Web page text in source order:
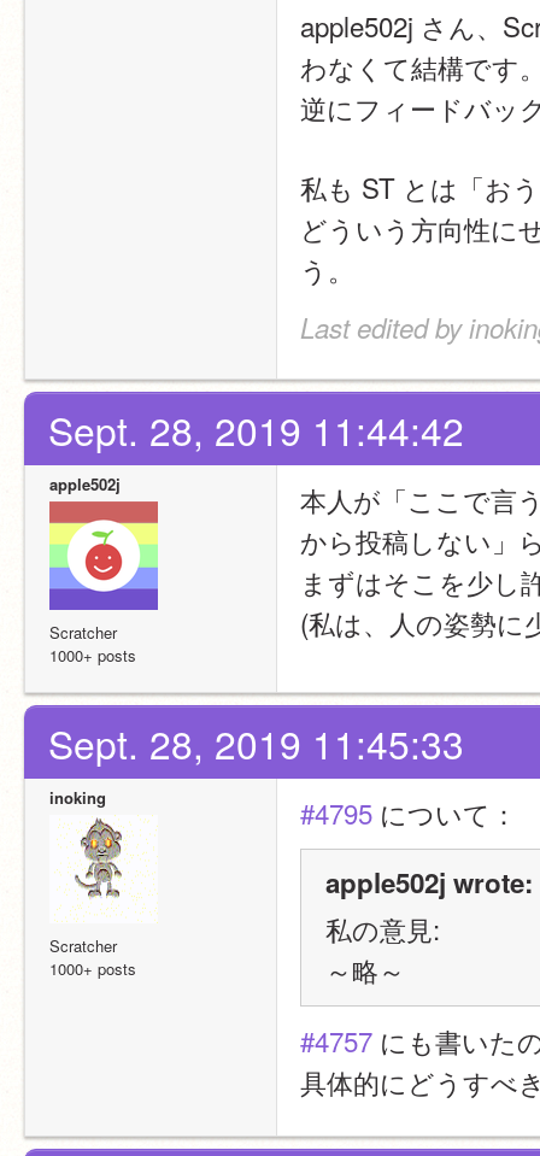
apple502j さん、
わなくて結構です
逆にフィードバッ
私も ST とは「お
どういう方向性に
う。
Last edited by
Sept. 28, 2019 11:44:42
apple502j
Scratcher
1000+ posts
本人が「ここで言
から投稿しない」
まずはそこを少し
(私は、人の姿勢に
Sept. 28, 2019 11:45:33
inoking
Scratcher
1000+ posts
#4795 について：
apple502j wrote:
私の意見:
～略～
#4757 にも書いた
具体的にどうすべ